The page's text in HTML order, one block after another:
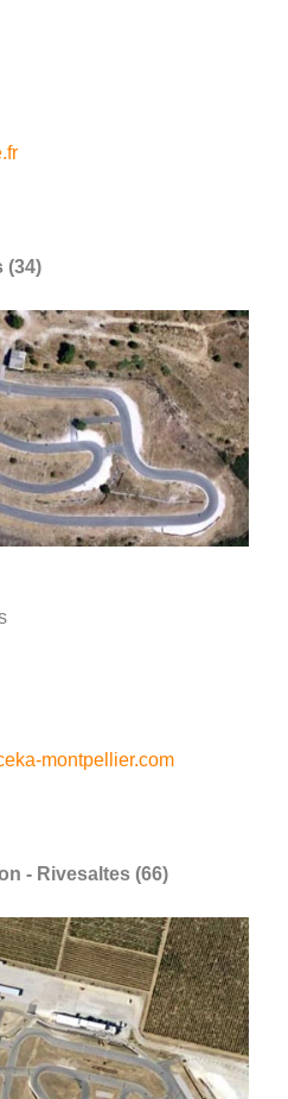
(34)
montpellier.com
- Rivesaltes (66)